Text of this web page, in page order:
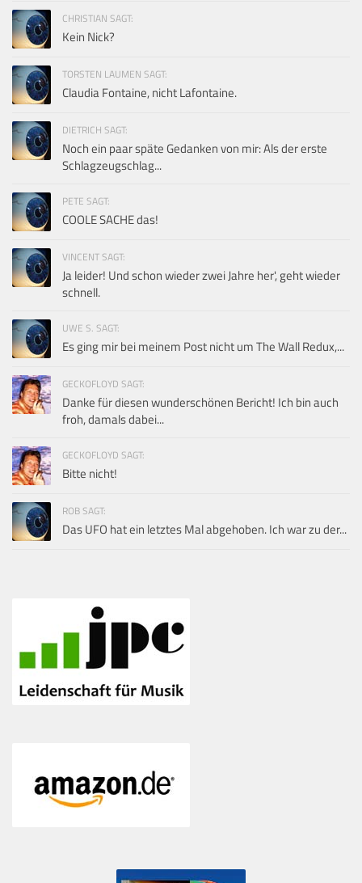
CHRISTIAN SAGT:
Kein Nick?
TORSTEN LAUMEN SAGT:
Claudia Fontaine, nicht Lafontaine.
DIETRICH SAGT:
Noch ein paar späte Gedanken von mir: Als der erste
Schlagzeugschlag...
PETE SAGT:
COOLE SACHE das!
VINCENT SAGT:
Ja leider! Und schon wieder zwei Jahre her', geht wieder
schnell.
UWE S. SAGT:
Es ging mir bei meinem Post nicht um The Wall Redux,...
GECKOFLOYD SAGT:
Danke für diesen wunderschönen Bericht! Ich bin auch
froh, damals dabei...
GECKOFLOYD SAGT:
Bitte nicht!
ROB SAGT:
Das UFO hat ein letztes Mal abgehoben. Ich war zu der...